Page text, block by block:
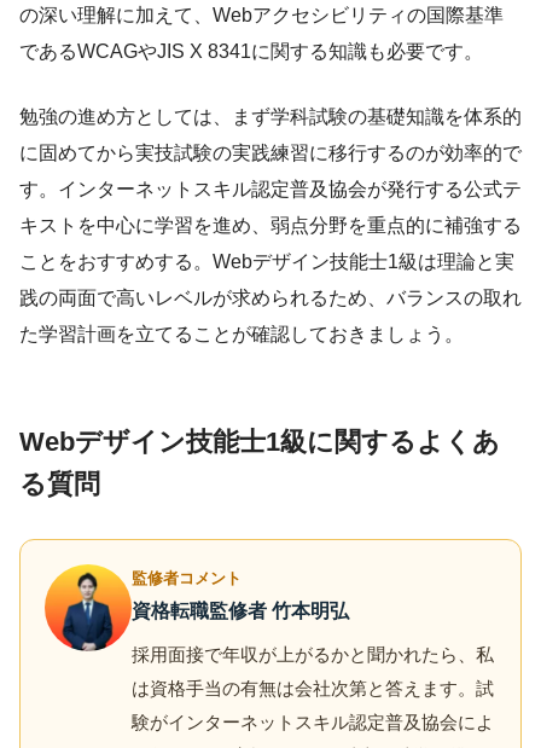
の深い理解に加えて、Webアクセシビリティの国際基準
であるWCAGやJIS X 8341に関する知識も必要です。
勉強の進め方としては、まず学科試験の基礎知識を体系的
に固めてから実技試験の実践練習に移行するのが効率的で
す。インターネットスキル認定普及協会が発行する公式テ
キストを中心に学習を進め、弱点分野を重点的に補強する
ことをおすすめする。Webデザイン技能士1級は理論と実
践の両面で高いレベルが求められるため、バランスの取れ
た学習計画を立てることが確認しておきましょう。
Webデザイン技能士1級に関するよくあ
る質問
監修者コメント
資格転職監修者 竹本明弘
採用面接で年収が上がるかと聞かれたら、私
は資格手当の有無は会社次第と答えます。試
験がインターネットスキル認定普及協会によ